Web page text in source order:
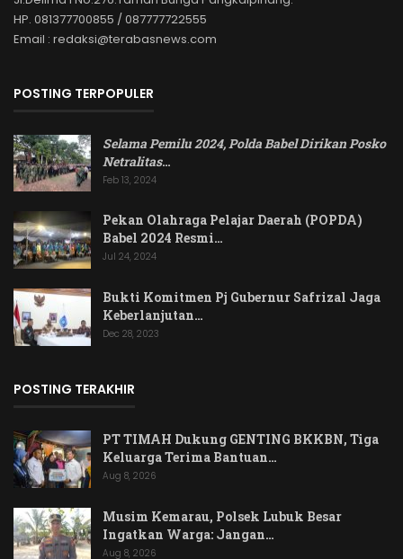
HP. 081377700855 / 087777722555
Email : redaksi@terabasnews.com
POSTING TERPOPULER
Selama Pemilu 2024, Polda Babel Dirikan Posko
Netralitas…
Feb 13, 2024
Pekan Olahraga Pelajar Daerah (POPDA)
Babel 2024 Resmi…
Jul 24, 2024
Bukti Komitmen Pj Gubernur Safrizal Jaga
Keberlanjutan…
Dec 28, 2023
POSTING TERAKHIR
PT TIMAH Dukung GENTING BKKBN, Tiga
Keluarga Terima Bantuan…
Aug 8, 2026
Musim Kemarau, Polsek Lubuk Besar
Ingatkan Warga: Jangan…
Aug 8, 2026